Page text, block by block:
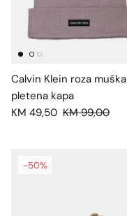
Calvin Klein roza muška
pletena kapa
KM 49,50 KM 99,00
-50%